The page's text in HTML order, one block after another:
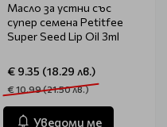
Масло за устни със
супер семена Petitfee
Super Seed Lip Oil 3ml
€ 9.35 (18.29 лв.)
€ 10.99 (21.50 лв.)
Уведоми ме